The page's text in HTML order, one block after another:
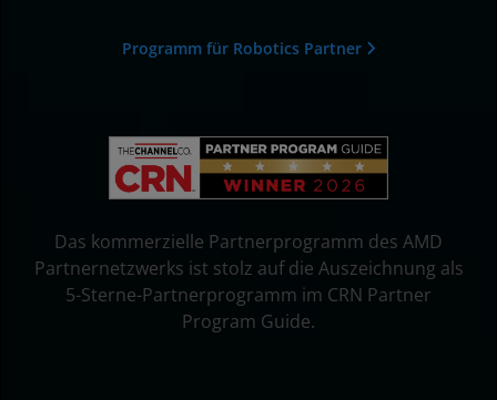
Programm für Robotics Partner
Das kommerzielle Partnerprogramm des AMD
Partnernetzwerks ist stolz auf die Auszeichnung als
5-Sterne-Partnerprogramm im CRN Partner
Program Guide.